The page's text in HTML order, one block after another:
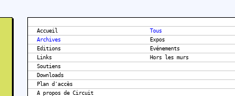
Accueil
Archives
Editions
Links
Soutiens
Downloads
Plan d'accès
A propos de Circuit
Tous
Expos
Evénements
Hors les murs